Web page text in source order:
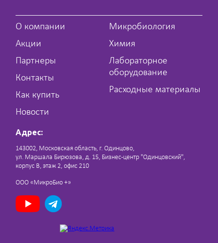
О компании
Акции
Партнеры
Контакты
Как купить
Новости
Микробиология
Химия
Лабораторное
оборудование
Расходные материалы
Адрес:
143002, Московская область, г. Одинцово,
ул. Маршала Бирюзова, д. 15, Бизнес-центр "Одинцовский",
корпус В, этаж 2, офис 210
ООО «МикроБио +»